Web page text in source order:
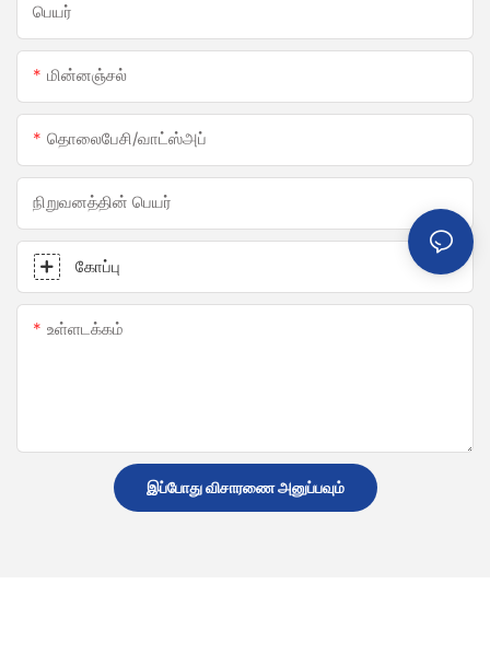
பெயர்
மின்னஞ்சல்
தொலைபேசி/வாட்ஸ்அப்
நிறுவனத்தின் பெயர்
கோப்பு
உள்ளடக்கம்
இப்போது விசாரணை அனுப்பவும்